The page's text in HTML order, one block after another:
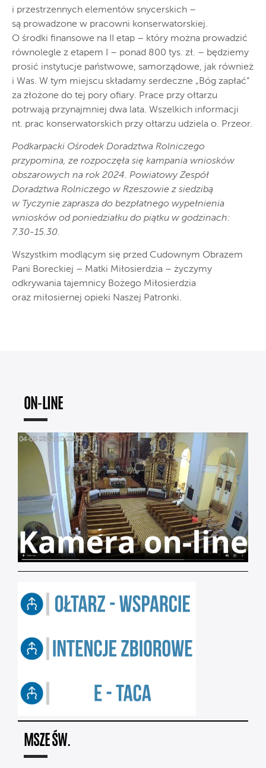
i przestrzennych elementów snycerskich –
są prowadzone w pracowni konserwatorskiej.
O środki finansowe na II etap – który można prowadzić
równolegle z etapem I – ponad 800 tys. zł. – będziemy
prosić instytucje państwowe, samorządowe, jak również
i Was. W tym miejscu składamy serdeczne „Bóg zapłać”
za złożone do tej pory ofiary. Prace przy ołtarzu
potrwają przynajmniej dwa lata. Wszelkich informacji
nt. prac konserwatorskich przy ołtarzu udziela o. Przeor.
Podkarpacki Ośrodek Doradztwa Rolniczego
przypomina, ze rozpoczęła się kampania wniosków
obszarowych na rok 2024. Powiatowy Zespół
Doradztwa Rolniczego w Rzeszowie z siedzibą
w Tyczynie zaprasza do bezpłatnego wypełnienia
wniosków od poniedziałku do piątku w godzinach:
7.30-15.30.
Wszystkim modlącym się przed Cudownym Obrazem
Pani Boreckiej – Matki Miłosierdzia – życzymy
odkrywania tajemnicy Bożego Miłosierdzia
oraz miłosiernej opieki Naszej Patronki.
ON-LINE
MSZE ŚW.